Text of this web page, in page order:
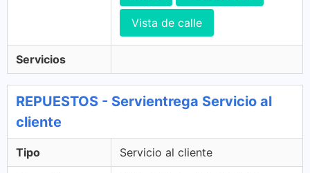
Vista de calle
Servicios
REPUESTOS - Servientrega Servicio al
cliente
Tipo Servicio al cliente